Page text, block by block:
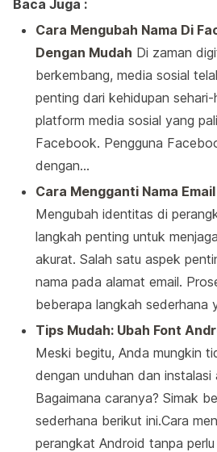
Baca Juga :
Cara Mengubah Nama Di
Dengan Mudah Di zaman
berkembang, media sosial
penting dari kehidupan sehari-
platform media sosial yang
Facebook. Pengguna
dengan…
Cara Mengganti Nama
Mengubah identitas di
langkah penting untuk
akurat. Salah satu aspek
nama pada alamat email.
beberapa langkah sederhana
Tips Mudah: Ubah Font
Meski begitu, Anda mungkin
dengan unduhan dan instalasi
Bagaimana caranya? Simak
sederhana berikut ini.Cara
perangkat Android tanpa